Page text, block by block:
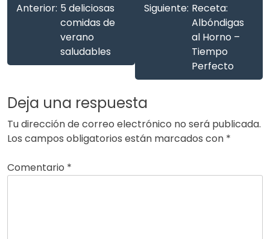
Anterior: 5 deliciosas
comidas de
verano
saludables
Siguiente: Receta:
Albóndigas
al Horno –
Tiempo
Perfecto
Deja una respuesta
Tu dirección de correo electrónico no será publicada.
Los campos obligatorios están marcados con *
Comentario *